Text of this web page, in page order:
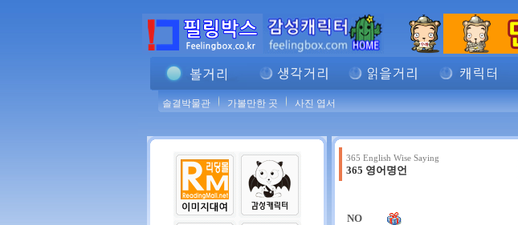
솔결박물관 가볼만한 곳 사진 엽서
365 English Wise Saying
365 영어명언
NO